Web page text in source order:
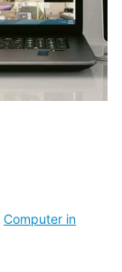
Computer in